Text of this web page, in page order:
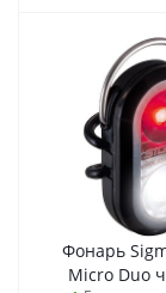
Фонарь
Micro Duo